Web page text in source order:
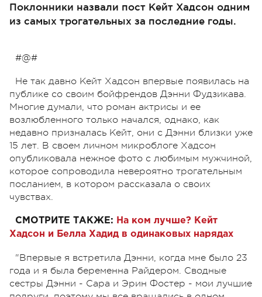
Поклонники назвали пост Кейт Хадсон одним
из самых трогательных за последние годы.
#@#
Не так давно Кейт Хадсон впервые появилась на
публике со своим бойфрендов Дэнни Фудзикава.
Многие думали, что роман актрисы и ее
возлюбленного только начался, однако, как
недавно призналась Кейт, они с Дэнни близки уже
15 лет. В своем личном микроблоге Хадсон
опубликовала нежное фото с любимым мужчиной,
которое сопроводила невероятно трогательным
посланием, в котором рассказала о своих
чувствах.
СМОТРИТЕ ТАКЖЕ: На ком лучше? Кейт
Хадсон и Белла Хадид в одинаковых нарядах
"Впервые я встретила Дэнни, когда мне было 23
года и я была беременна Райдером. Сводные
сестры Дэнни - Сара и Эрин Фостер - мои лучшие